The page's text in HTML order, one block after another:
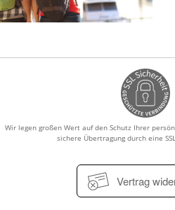
Wir legen großen Wert auf den Schutz Ihrer
sichere Übertragung durch eine
Vertrag